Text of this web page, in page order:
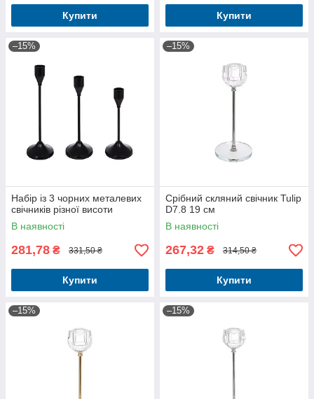
Купити Купити
–15%
Набір із 3 чорних металевих
свічників різної висоти
В наявності
281,78 ₴ 331,50 ₴
Купити
–15%
Срібний скляний свічник Tulip
D7.8 19 см
В наявності
267,32 ₴ 314,50 ₴
Купити
–15% –15%